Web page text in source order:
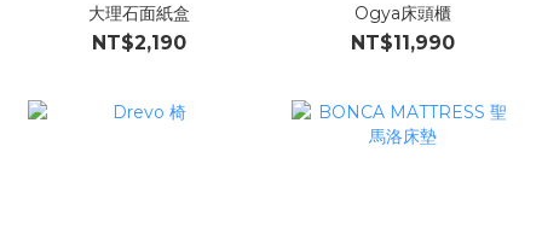
大理石面紙盒
NT$2,190
Ogya床頭櫃
NT$11,990